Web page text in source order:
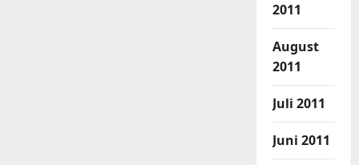
2011
August
2011
Juli 2011
Juni 2011